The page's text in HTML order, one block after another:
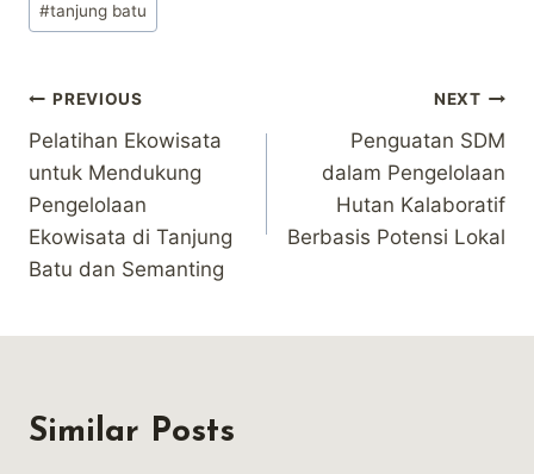
#tanjung batu
Post
navigation
PREVIOUS
Pelatihan Ekowisata
untuk Mendukung
Pengelolaan
Ekowisata di Tanjung
Batu dan Semanting
NEXT
Penguatan SDM
dalam Pengelolaan
Hutan Kalaboratif
Berbasis Potensi Lokal
Similar Posts